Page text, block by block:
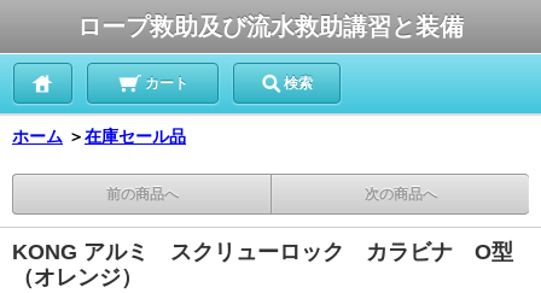
ロープ救助及び流水救助講習と装備
カート 検索
ホーム ＞在庫セール品
前の商品へ 次の商品へ
KONG アルミ スクリューロック カラビナ O型
（オレンジ）